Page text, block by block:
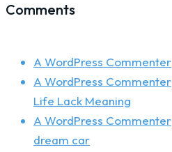
Comments
A WordPress Commenter
A WordPress Commenter
Life Lack Meaning
A WordPress Commenter
dream car